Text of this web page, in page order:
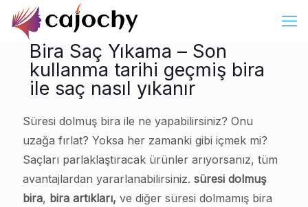
Bira Saç Yıkama – Son
kullanma tarihi geçmiş bira
ile saç nasıl yıkanır
Süresi dolmuş bira ile ne yapabilirsiniz? Onu
uzağa fırlat? Yoksa her zamanki gibi içmek mi?
Saçları parlaklaştıracak ürünler arıyorsanız, tüm
avantajlardan yararlanabilirsiniz. süresi dolmuş
bira, bira artıkları, ve diğer süresi dolmamış bira